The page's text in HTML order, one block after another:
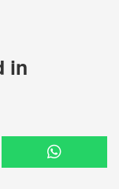
in